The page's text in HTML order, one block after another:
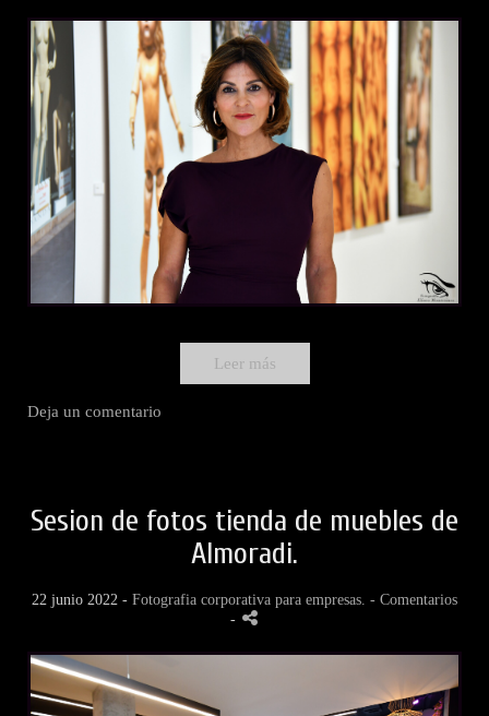
Leer más
Deja un comentario
Sesion de fotos tienda de muebles de
Almoradi.
22 junio 2022 - Fotografia corporativa para empresas. - Comentarios
-